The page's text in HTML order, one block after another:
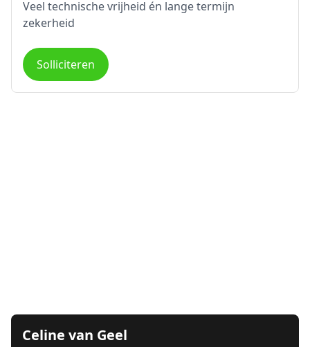
Veel technische vrijheid én lange termijn
zekerheid
Solliciteren
Celine van Geel